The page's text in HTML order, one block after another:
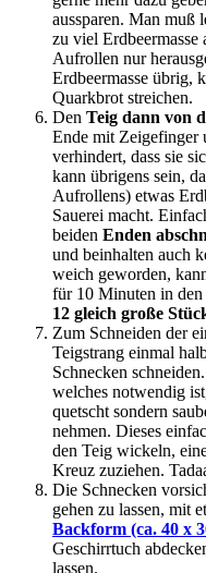
aussparen. Man muß
zu viel
Aufrollen nur
Erdbeermasse übrig,
Quarkbrot streichen.
Den Teig dann von
Ende mit Zeigefinger
verhindert, dass sie
kann übrigens sein,
Aufrollens) etwas
Sauerei macht.
beiden Enden
und beinhalten auch
weich geworden,
für 10 Minuten in den
12 gleich große
Zum Schneiden der
Teigstrang einmal
Schnecken
welches notwendig
quetscht sondern
nehmen. Dieses
den Teig wickeln,
Kreuz zuziehen.
Die Schnecken
gehen zu lassen, mit
Backform (ca. 40 x
Geschirrtuch
lassen.